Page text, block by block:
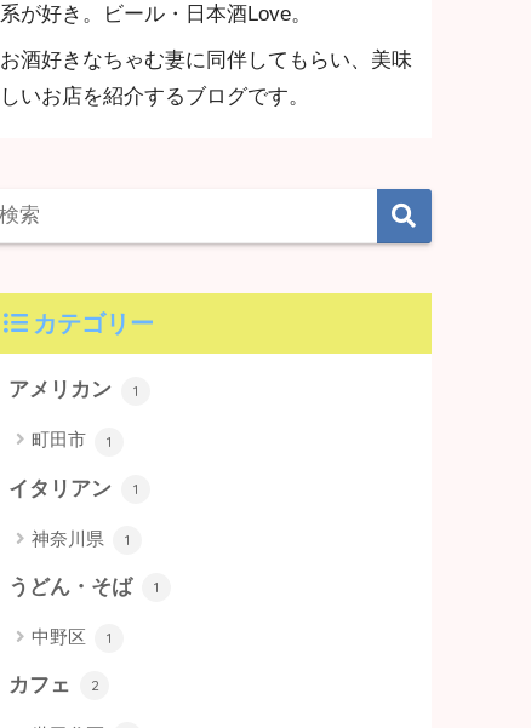
系が好き。ビール・日本酒Love。
お酒好きなちゃむ妻に同伴してもらい、美味
しいお店を紹介するブログです。
カテゴリー
アメリカン 1
町田市 1
イタリアン 1
神奈川県 1
うどん・そば 1
中野区 1
カフェ 2